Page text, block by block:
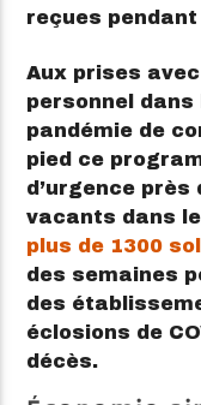
reçues
Aux prises
personnel dans
pandémie de
pied ce
d’urgence
vacants dans
plus de 1300
des semaines
des
éclosions de
décès.